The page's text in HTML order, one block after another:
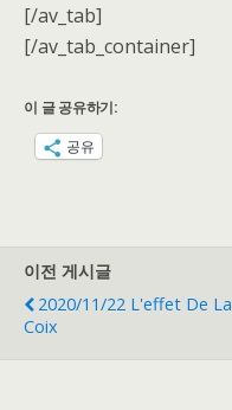
[/av_tab]
[/av_tab_container]
이 글 공유하기:
공유
이전 게시글
2020/11/22 L'effet De La
Coix